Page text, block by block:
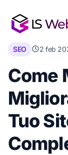
SEO 2 feb
Come
Tuo